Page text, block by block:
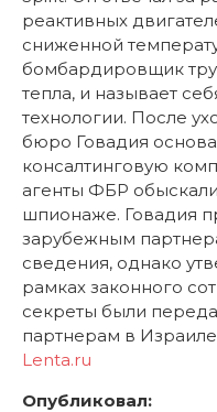
реактивных
сниженной
бомбардировщик
тепла, и называет
технологии. После
бюро Говадия
консалтинговую
агенты ФБР
шпионаже. Говадия
зарубежным
сведения, однако
рамках законного
секреты были
партнерам в
Lenta.ru
Опубликовал: